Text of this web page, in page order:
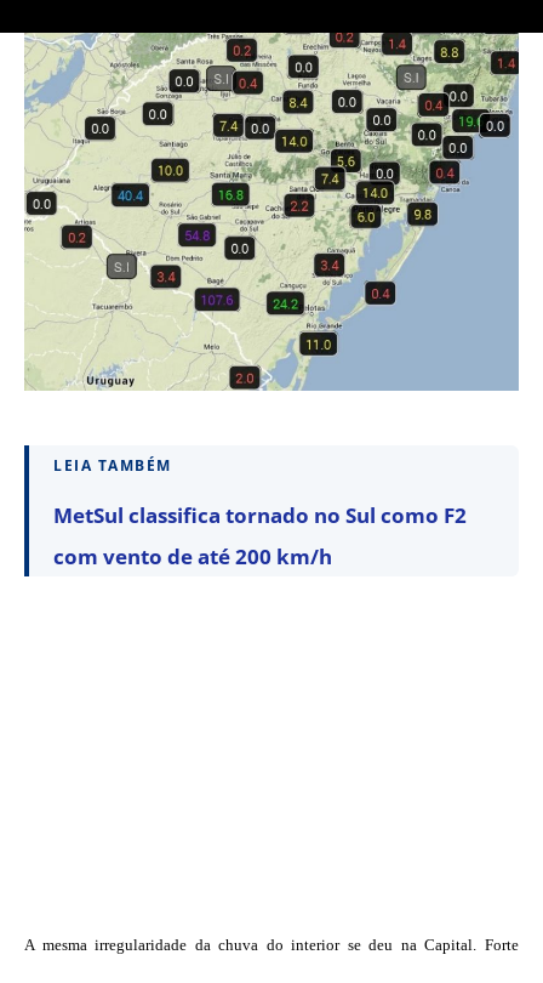
LEIA TAMBÉM
MetSul classifica tornado no Sul como F2
com vento de até 200 km/h
A mesma irregularidade da chuva do interior se deu na Capital. Forte